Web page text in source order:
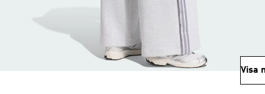
Visa